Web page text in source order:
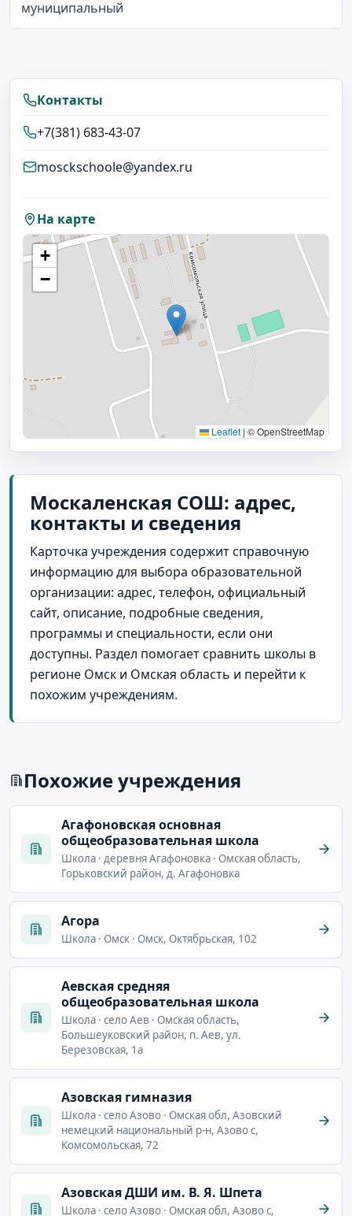
муниципальный
Контакты
+7(381) 683-43-07
mosckschoole@yandex.ru
На карте
+
−
Leaflet | © OpenStreetMap
Москаленская СОШ: адрес,
контакты и сведения
Карточка учреждения содержит справочную
информацию для выбора образовательной
организации: адрес, телефон, официальный
сайт, описание, подробные сведения,
программы и специальности, если они
доступны. Раздел помогает сравнить школы в
регионе Омск и Омская область и перейти к
похожим учреждениям.
Похожие учреждения
Агафоновская основная
общеобразовательная школа
Школа · деревня Агафоновка · Омская область,
Горьковский район, д. Агафоновка
Агора
Школа · Омск · Омск, Октябрьская, 102
Аевская средняя
общеобразовательная школа
Школа · село Аев · Омская область,
Большеуковский район, п. Аев, ул.
Березовская, 1а
Азовская гимназия
Школа · село Азово · Омская обл, Азовский
немецкий национальный р-н, Азово с,
Комсомольская, 72
Азовская ДШИ им. В. Я. Шпета
Школа · село Азово · Омская обл, Азово с,